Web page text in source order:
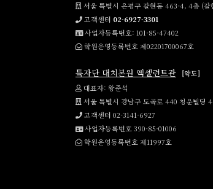
서울 특별시 은평구 갈현동 463-4, 4층 (갈
고객센터 02-6927-3301
사업자등록번호: 101-85-47402
학원운영등록번호 제02201700067호
특자단 대치본원 엑셀런트관
[약도]
대표자: 왕준석
서울 특별시 강남구 도곡로 440 청운빌딩
고객센터 02-3141-6927
사업자등록번호 390-85-01006
학원운영등록번호 제11997호